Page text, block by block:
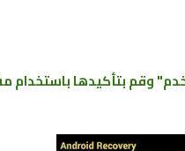
وقم بتأكيدها باستخدام